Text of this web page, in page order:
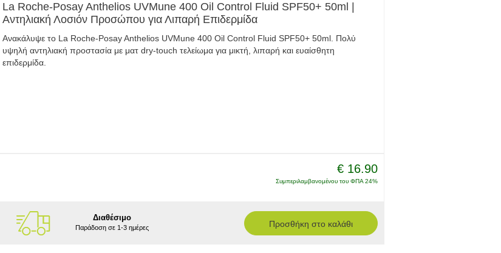
La Roche-Posay Anthelios UVMune 400 Oil Control Fluid SPF50+ 50ml |
Αντηλιακή Λοσιόν Προσώπου για Λιπαρή Επιδερμίδα
Ανακάλυψε το La Roche-Posay Anthelios UVMune 400 Oil Control Fluid SPF50+ 50ml. Πολύ
υψηλή αντηλιακή προστασία με ματ dry-touch τελείωμα για μικτή, λιπαρή και ευαίσθητη
επιδερμίδα.
€ 16.90
Συμπεριλαμβανομένου του ΦΠΑ 24%
Διαθέσιμο
Παράδοση σε 1-3 ημέρες Προσθήκη στο καλάθι